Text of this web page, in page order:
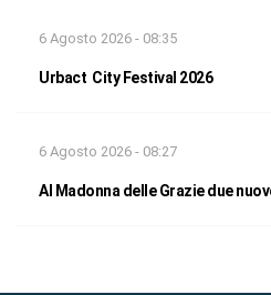
6 Agosto 2026 - 08:35
Urbact City Festival 2026
6 Agosto 2026 - 08:27
Al Madonna delle Grazie due